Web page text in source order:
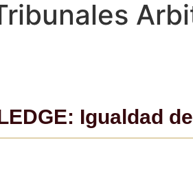
Igualdad